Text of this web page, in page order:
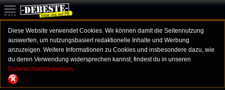
Diese Website verwendet Cookies. Wir können damit die Seitennutzung
auswerten, um nutzungsbasiert redaktionelle Inhalte und Werbung
anzuzeigen. Weitere Informationen zu Cookies und insbesondere dazu, wie
du deren Verwendung widersprechen kannst, findest du in unseren
Datenschutzhinweisen.